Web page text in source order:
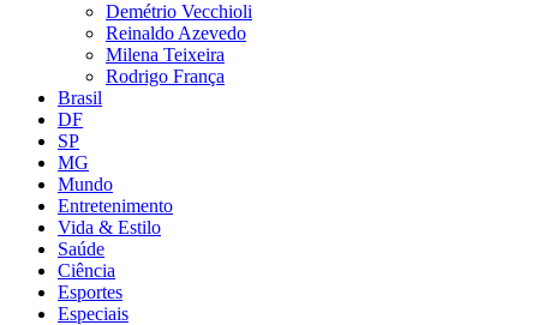
Demétrio Vecchioli
Reinaldo Azevedo
Milena Teixeira
Rodrigo França
Brasil
DF
SP
MG
Mundo
Entretenimento
Vida & Estilo
Saúde
Ciência
Esportes
Especiais